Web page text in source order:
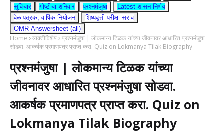
सुविचार
गोष्टीचा शनिवार प्रश्नमंजुषा
Latest शासन निर्णय
वेळापत्रक, वार्षिक नियोजन
शिष्यवृत्ती परीक्षा सराव
OMR Answersheet (all)
Home व्यक्तीविशेष प्रश्नमंजुषा | लोकमान्य टिळक यांच्या जीवनावर आधारित प्रश्नमंजुषा
सोडवा. आकर्षक प्रमाणपत्र प्राप्त करा. Quiz on Lokmanya Tilak Biography
प्रश्नमंजुषा | लोकमान्य टिळक यांच्या
जीवनावर आधारित प्रश्नमंजुषा सोडवा.
आकर्षक प्रमाणपत्र प्राप्त करा. Quiz on
Lokmanya Tilak Biography